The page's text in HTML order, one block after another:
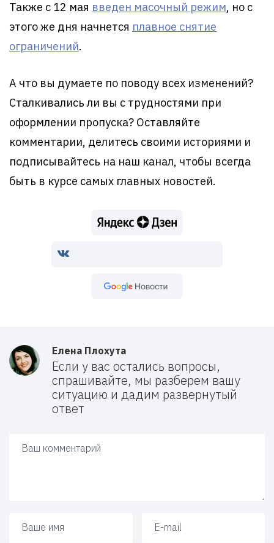
Также с 12 мая введен масочный режим, но с
этого же дня начнется плавное снятие
ограничений.
А что вы думаете по поводу всех изменений?
Сталкивались ли вы с трудностями при
оформлении пропуска? Оставляйте
комментарии, делитесь своими историями и
подписывайтесь на наш канал, чтобы всегда
быть в курсе самых главных новостей.
Елена Плохута
Если у вас остались вопросы,
спрашивайте, мы разберем вашу
ситуацию и дадим развернутый
ответ